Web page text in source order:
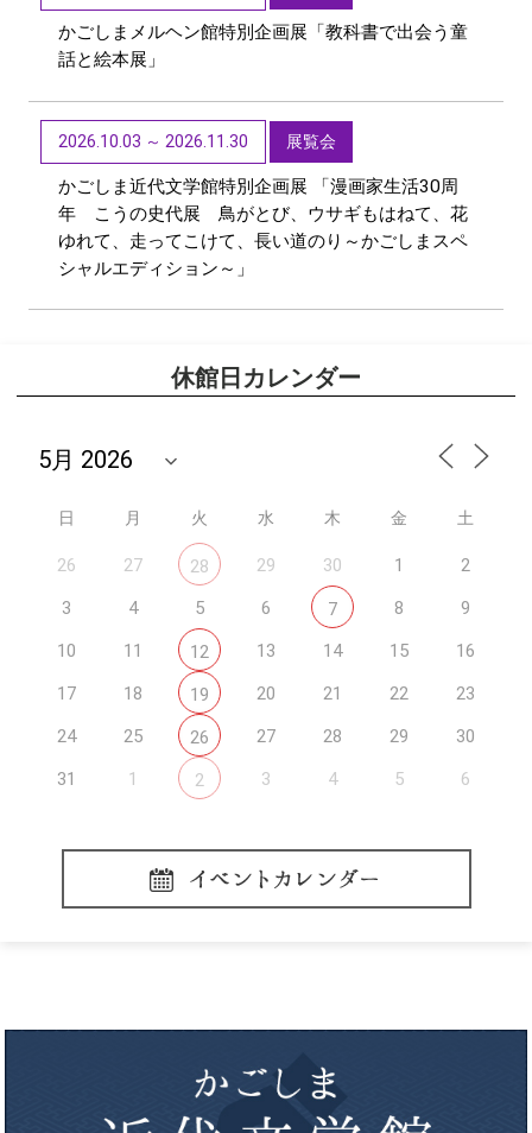
かごしまメルヘン館特別企画展「教科書で出会う童
話と絵本展」
2026.10.03 ～ 2026.11.30 展覧会
かごしま近代文学館特別企画展 「漫画家生活30周
年 こうの史代展 鳥がとび、ウサギもはねて、花
ゆれて、走ってこけて、長い道のり～かごしまスペ
シャルエディション～」
休館日カレンダー
日 月 火 水 木 金 土
26 27 28 29 30 1
2
3
4 5 6 7 8
9
10
11 12 13 14 15
16
17
18 19 20 21 22
23
24
25 26 27 28 29
30
31
1 2 3 4 5 6